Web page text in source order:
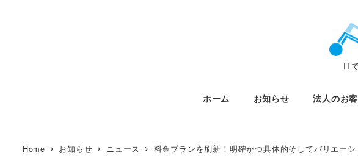
IT
ホーム お知らせ 法人のお
Home お知らせ ニュース 料金プランを刷新！明確かつ具体的そしてバリエー